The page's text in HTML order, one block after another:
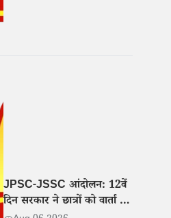
JPSC-JSSC आंदोलन: 12वें
दिन सरकार ने छात्रों को वार्ता के